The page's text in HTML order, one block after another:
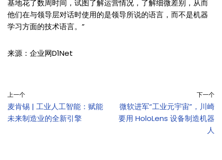
基地花了数周时间，试图了解运营情况，了解细微差别，从而
他们在与领导层对话时使用的是领导所说的语言，而不是机器
学习方面的技术语言。”
来源：企业网D1Net
上一个
麦肯锡 | 工业人工智能：赋能
未来制造业的全新引擎
下一个
微软进军“工业元宇宙”，川崎
要用 HoloLens 设备制造机器
人